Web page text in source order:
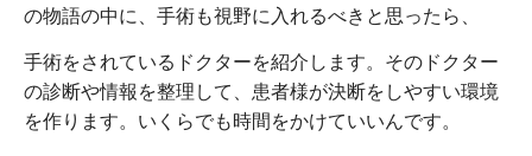
の物語の中に、手術も視野に入れるべきと思ったら、
手術をされているドクターを紹介します。そのドクター
の診断や情報を整理して、患者様が決断をしやすい環境
を作ります。いくらでも時間をかけていいんです。